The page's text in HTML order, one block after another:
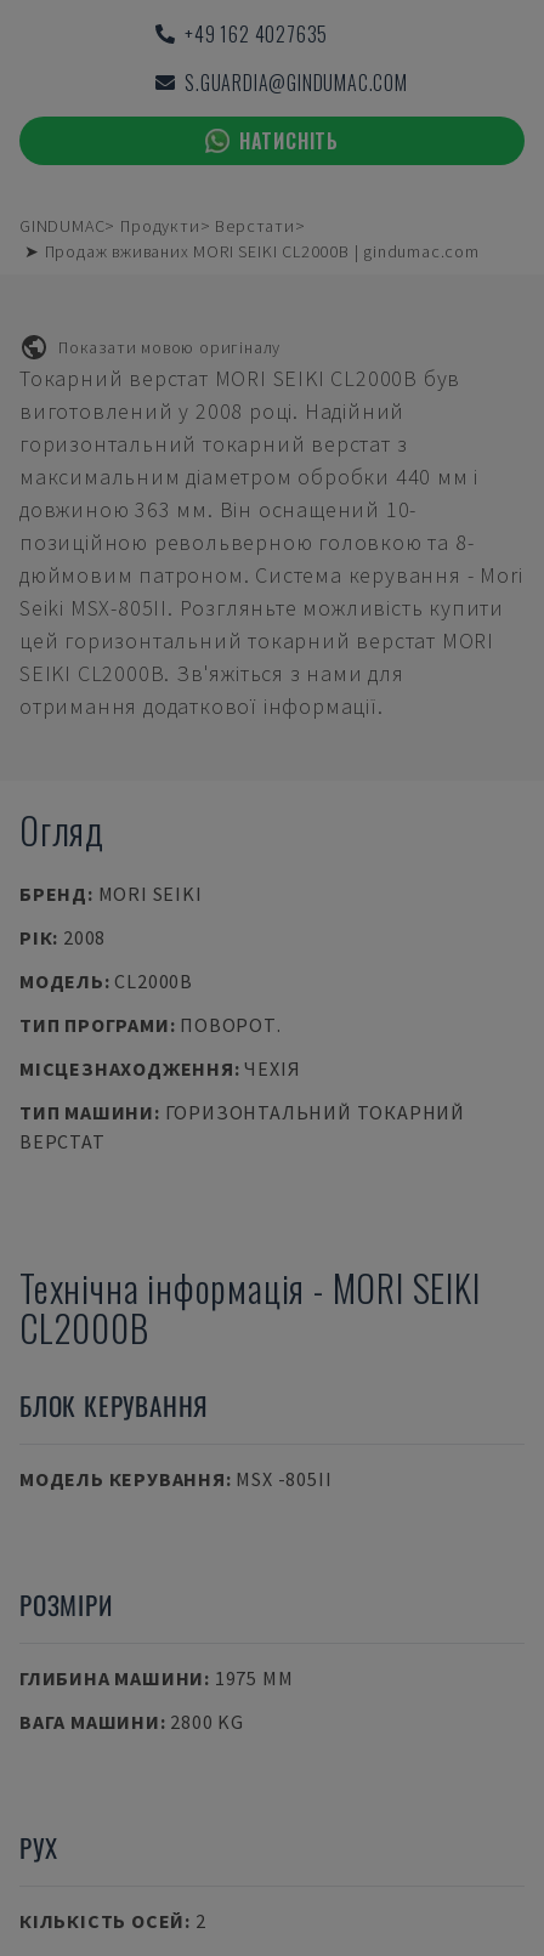
+49 162 4027635
S.GUARDIA@GINDUMAC.COM
НАТИСНІТЬ
GINDUMAC Продукти
Верстати
➤ Продаж вживаних MORI SEIKI CL2000B | gindumac.com
Показати мовою оригіналу
Токарний верстат MORI SEIKI CL2000B був
виготовлений у 2008 році. Надійний
горизонтальний токарний верстат з
максимальним діаметром обробки 440 мм і
довжиною 363 мм. Він оснащений 10-
позиційною револьверною головкою та 8-
дюймовим патроном. Система керування - Mori
Seiki MSX-805II. Розгляньте можливість купити
цей горизонтальний токарний верстат MORI
SEIKI CL2000B. Зв'яжіться з нами для
отримання додаткової інформації.
Огляд
БРЕНД: MORI SEIKI
РІК: 2008
МОДЕЛЬ: CL2000B
ТИП ПРОГРАМИ: ПОВОРОТ.
МІСЦЕЗНАХОДЖЕННЯ:ЧЕХІЯ
ТИП МАШИНИ: ГОРИЗОНТАЛЬНИЙ ТОКАРНИЙ
ВЕРСТАТ
Технічна інформація - MORI SEIKI
CL2000B
БЛОК КЕРУВАННЯ
МОДЕЛЬ КЕРУВАННЯ: MSX -805II
РОЗМІРИ
ГЛИБИНА МАШИНИ: 1975 MM
ВАГА МАШИНИ: 2800 KG
РУХ
КІЛЬКІСТЬ ОСЕЙ: 2